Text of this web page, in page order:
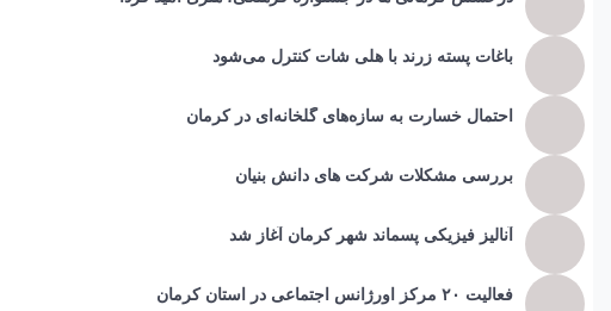
باغات پسته زرند با هلی شات کنترل می‌شود
احتمال خسارت به ساز‌ه‌های گلخانه‌ای در کرمان
بررسی مشکلات شرکت های دانش بنیان
آنالیز فیزیکی پسماند شهر کرمان آغاز شد
فعالیت ۲۰ مرکز اورژانس اجتماعی در استان کرمان